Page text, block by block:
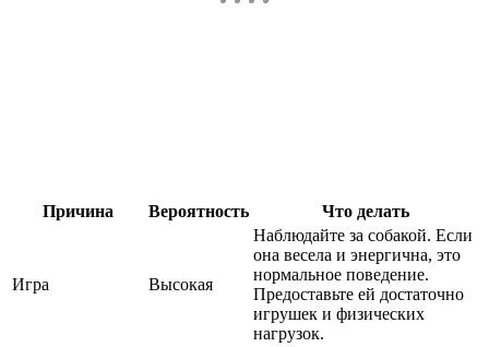
Причина Вероятность Что делать
Игра Высокая
Наблюдайте за собакой. Если
она весела и энергична, это
нормальное поведение.
Предоставьте ей достаточно
игрушек и физических
нагрузок.